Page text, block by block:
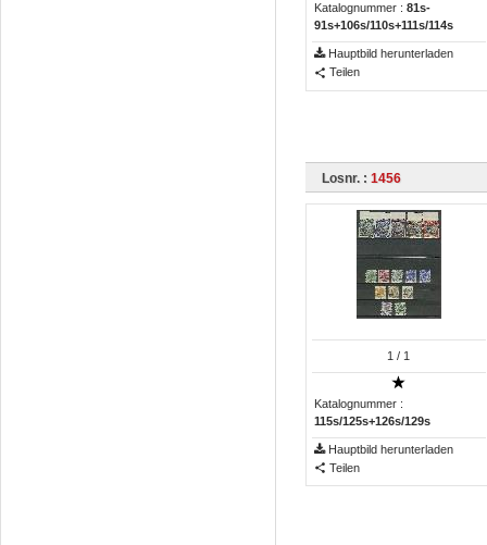
Katalognummer : 81s-
91s+106s/110s+111s/114s
Hauptbild herunterladen
Teilen
Losnr. : 1456
1 / 1
Katalognummer :
115s/125s+126s/129s
Hauptbild herunterladen
Teilen